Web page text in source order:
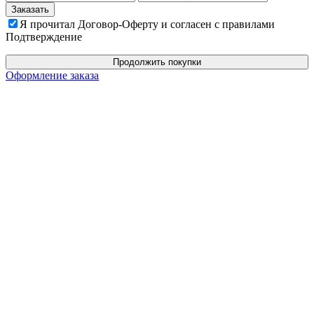
Я прочитал Договор-Оферту и согласен с правилами
Подтверждение
Продолжить покупки
Оформление заказа